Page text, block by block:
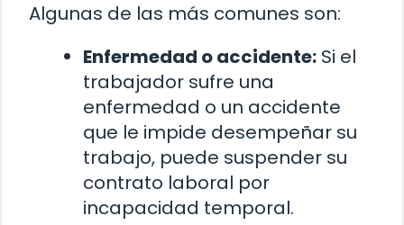
Algunas de las más comunes son:
Enfermedad o accidente: Si el
trabajador sufre una
enfermedad o un accidente
que le impide desempeñar su
trabajo, puede suspender su
contrato laboral por
incapacidad temporal.